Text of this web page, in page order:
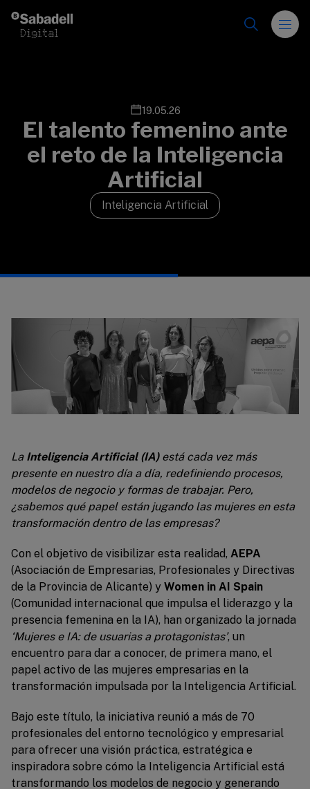
19.05.26
El talento femenino ante
el reto de la Inteligencia
Artificial
Inteligencia Artificial
La Inteligencia Artificial (IA)está cada vez más
presente en nuestro día a día, redefiniendo procesos,
modelos de negocio y formas de trabajar. Pero,
¿sabemos qué papel están jugando las mujeres en esta
transformación dentro de las empresas?
Con el objetivo de visibilizar esta realidad, AEPA
(Asociación de Empresarias, Profesionales y Directivas
de la Provincia de Alicante) y Women in AI Spain
(Comunidad internacional que impulsa el liderazgo y la
presencia femenina en la IA), han organizado la jornada
‘Mujeres e IA: de usuarias a protagonistas’, un
encuentro para dar a conocer, de primera mano, el
papel activo de las mujeres empresarias en la
transformación impulsada por la Inteligencia Artificial.
Bajo este título, la iniciativa reunió a más de 70
profesionales del entorno tecnológico y empresarial
para ofrecer una visión práctica, estratégica e
inspiradora sobre cómo la Inteligencia Artificial está
transformando los modelos de negocio y generando